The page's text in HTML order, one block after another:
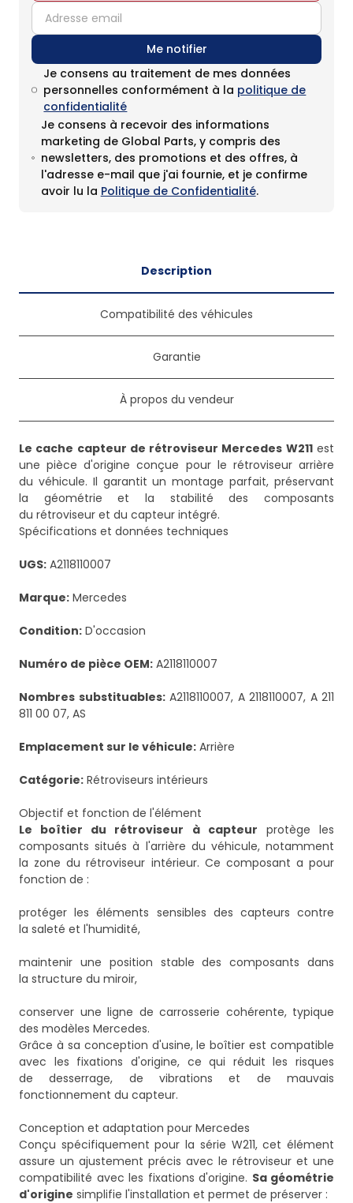
email
Me notifier
Je consens au traitement de mes données
personnelles conformément à la politique de
confidentialité
Je consens à recevoir des informations
marketing de Global Parts, y compris des
newsletters, des promotions et des offres, à
l'adresse e-mail que j'ai fournie, et je confirme
avoir lu la Politique de Confidentialité.
Description
Compatibilité des véhicules
Garantie
À propos du vendeur
Le cache capteur de rétroviseur Mercedes W211est
une pièce d'origine conçue pour le rétroviseur arrière
du véhicule. Il garantit un montage parfait, préservant
la géométrie et la stabilité des composants
du rétroviseur et du capteur intégré.
Spécifications et données techniques
UGS: A2118110007
Marque: Mercedes
Condition: D'occasion
Numéro de pièce OEM: A2118110007
Nombres substituables:A2118110007, A 2118110007, A 211
811 00 07, AS
Emplacement sur le véhicule: Arrière
Catégorie: Rétroviseurs intérieurs
Objectif et fonction de l'élément
Le boîtier du rétroviseur à capteur protège les
composants situés à l'arrière du véhicule, notamment
la zone du rétroviseur intérieur. Ce composant a pour
fonction de :
protéger les éléments sensibles des capteurs contre
la saleté et l'humidité,
maintenir une position stable des composants dans
la structure du miroir,
conserver une ligne de carrosserie cohérente, typique
des modèles Mercedes.
Grâce à sa conception d'usine, le boîtier est compatible
avec les fixations d'origine, ce qui réduit les risques
de desserrage, de vibrations et de mauvais
fonctionnement du capteur.
Conception et adaptation pour Mercedes
Conçu spécifiquement pour la série W211, cet élément
assure un ajustement précis avec le rétroviseur et une
compatibilité avec les fixations d'origine. Sa géométrie
d'origine simplifie l'installation et permet de préserver :